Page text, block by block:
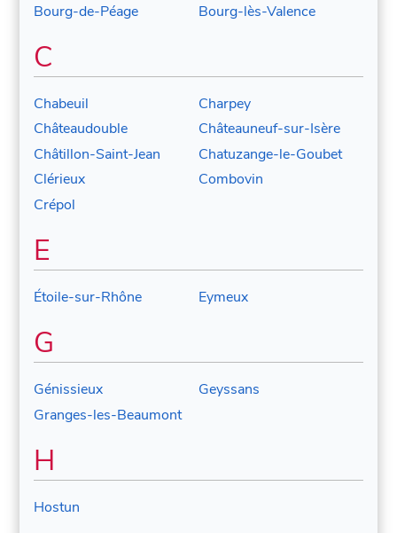
Bourg-de-Péage
Bourg-lès-Valence
C
Chabeuil
Charpey
Châteaudouble
Châteauneuf-sur-Isère
Châtillon-Saint-Jean
Chatuzange-le-Goubet
Clérieux
Combovin
Crépol
E
Étoile-sur-Rhône Eymeux
G
Génissieux
Geyssans
Granges-les-Beaumont
H
Hostun